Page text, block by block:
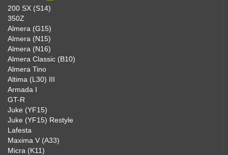
200 SX (S14)
350Z
Almera (G15)
Almera (N15)
Almera (N16)
Almera Classic (B10)
Almera Tino
Altima (L30) III
Armada I
GT-R
Juke (YF15)
Juke (YF15) Restyle
Lafesta
Maxima V (A33)
Micra (K11)